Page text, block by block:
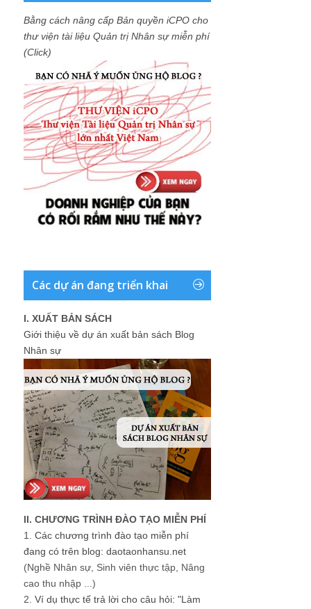
Bằng cách nâng cấp Bản quyền iCPO cho
thư viện tài liệu Quản trị Nhân sự miễn phí
(Click)
Các dự án đang triển khai
I. XUẤT BẢN SÁCH
Giới thiệu về dự án xuất bản sách Blog
Nhân sự
II. CHƯƠNG TRÌNH ĐÀO TẠO MIỄN PHÍ
1. Các chương trình đào tạo miễn phí
đang có trên blog: daotaonhansu.net
(Nghề Nhân sự, Sinh viên thực tập, Nâng
cao thu nhập ...)
2. Ví dụ thực tế trả lời cho câu hỏi: "Làm